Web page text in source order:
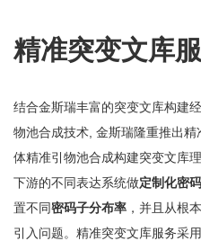
精准突变文库
结合金斯瑞丰富的突变文库构建
物池合成技术, 金斯瑞隆重推出
体精准引物池合成构建突变文库
下游的不同表达系统做定制化密
置不同密码子分布率 ，并且从根
引入问题。精准突变文库服务采用